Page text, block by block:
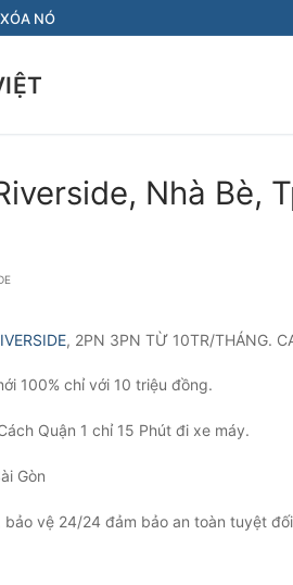
NÓ
Nhà Bè,
, 2PN 3PN TỪ 10TR/THÁNG.
100% chỉ với 10 triệu đồng.
Quận 1 chỉ 15 Phút đi xe máy.
Gòn
bảo vệ 24/24 đảm bảo an toàn tuyệt